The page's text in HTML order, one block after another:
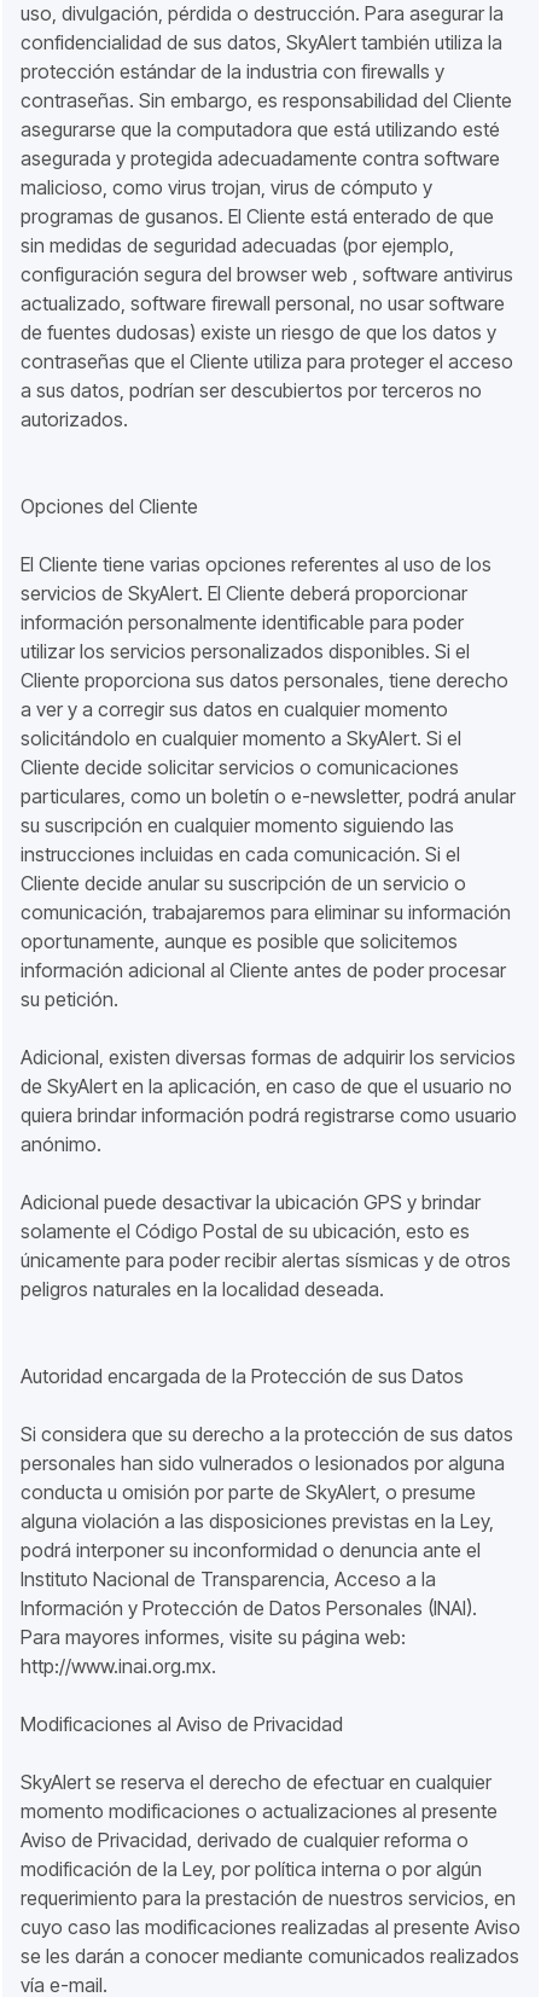
uso, divulgación, pérdida o destrucción. Para asegurar la
confidencialidad de sus datos, SkyAlert también utiliza la
protección estándar de la industria con firewalls y
contraseñas. Sin embargo, es responsabilidad del Cliente
asegurarse que la computadora que está utilizando esté
asegurada y protegida adecuadamente contra software
malicioso, como virus trojan, virus de cómputo y
programas de gusanos. El Cliente está enterado de que
sin medidas de seguridad adecuadas (por ejemplo,
configuración segura del browser web , software antivirus
actualizado, software firewall personal, no usar software
de fuentes dudosas) existe un riesgo de que los datos y
contraseñas que el Cliente utiliza para proteger el acceso
a sus datos, podrían ser descubiertos por terceros no
autorizados.
Opciones del Cliente
El Cliente tiene varias opciones referentes al uso de los
servicios de SkyAlert. El Cliente deberá proporcionar
información personalmente identificable para poder
utilizar los servicios personalizados disponibles. Si el
Cliente proporciona sus datos personales, tiene derecho
a ver y a corregir sus datos en cualquier momento
solicitándolo en cualquier momento a SkyAlert. Si el
Cliente decide solicitar servicios o comunicaciones
particulares, como un boletín o e-newsletter, podrá anular
su suscripción en cualquier momento siguiendo las
instrucciones incluidas en cada comunicación. Si el
Cliente decide anular su suscripción de un servicio o
comunicación, trabajaremos para eliminar su información
oportunamente, aunque es posible que solicitemos
información adicional al Cliente antes de poder procesar
su petición.
Adicional, existen diversas formas de adquirir los servicios
de SkyAlert en la aplicación, en caso de que el usuario no
quiera brindar información podrá registrarse como usuario
anónimo.
Adicional puede desactivar la ubicación GPS y brindar
solamente el Código Postal de su ubicación, esto es
únicamente para poder recibir alertas sísmicas y de otros
peligros naturales en la localidad deseada.
Autoridad encargada de la Protección de sus Datos
Si considera que su derecho a la protección de sus datos
personales han sido vulnerados o lesionados por alguna
conducta u omisión por parte de SkyAlert, o presume
alguna violación a las disposiciones previstas en la Ley,
podrá interponer su inconformidad o denuncia ante el
Instituto Nacional de Transparencia, Acceso a la
Información y Protección de Datos Personales (INAI).
Para mayores informes, visite su página web:
http://www.inai.org.mx.
Modificaciones al Aviso de Privacidad
SkyAlert se reserva el derecho de efectuar en cualquier
momento modificaciones o actualizaciones al presente
Aviso de Privacidad, derivado de cualquier reforma o
modificación de la Ley, por política interna o por algún
requerimiento para la prestación de nuestros servicios, en
cuyo caso las modificaciones realizadas al presente Aviso
se les darán a conocer mediante comunicados realizados
vía e-mail.